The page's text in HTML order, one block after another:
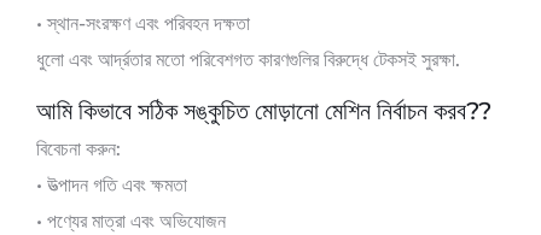
• স্থান-সংরক্ষণ এবং পরিবহন দক্ষতা
ধুলো এবং আর্দ্রতার মতো পরিবেশগত কারণগুলির বিরুদ্ধে টেকসই সুরক্ষা.
আমি কিভাবে সঠিক সঙ্কুচিত মোড়ানো মেশিন নির্বাচন করব??
বিবেচনা করুন:
• উত্পাদন গতি এবং ক্ষমতা
• পণ্যের মাত্রা এবং অভিযোজন